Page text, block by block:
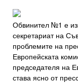
Обвинител №1 е
секретариат на
проблемите на
Европейската
председателя на
става ясно от